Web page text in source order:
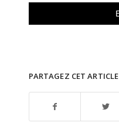
PARTAGEZ CET ARTICLE